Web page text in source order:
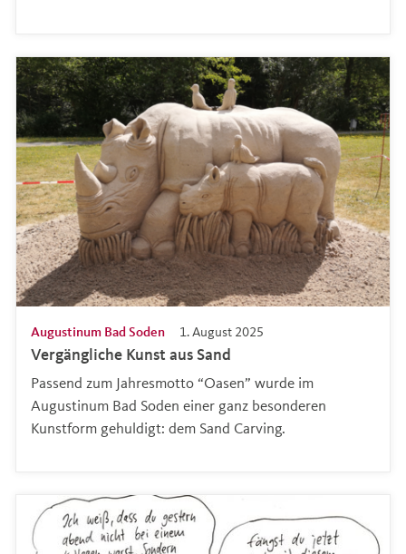
Vergängliche Kunst aus Sand
1. August 2025
Augustinum Bad Soden
Passend zum Jahresmotto “Oasen” wurde im
Augustinum Bad Soden einer ganz besonderen
Kunstform gehuldigt: dem Sand Carving.